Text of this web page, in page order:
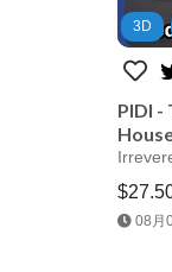
3D
PIDI -
08月